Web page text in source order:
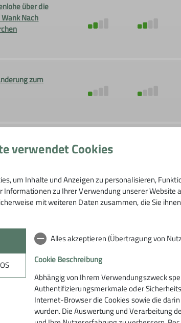
über die
Nach
zum
Wald Bodenmais
Klettern in
verwendet Cookies
um Inhalte und Anzeigen zu personalisieren,
Informationen zu Ihrer Verwendung unserer
mit weiteren Daten zusammen, die Sie
Alles akzeptieren (Übertragung von
Cookie Beschreibung
Abhängig von Ihrem Verwendungszweck
Authentifizierungsmerkmale oder
Internet-Browser die Cookies sowie die
wurden. Die Auswertung und Verarbeitung